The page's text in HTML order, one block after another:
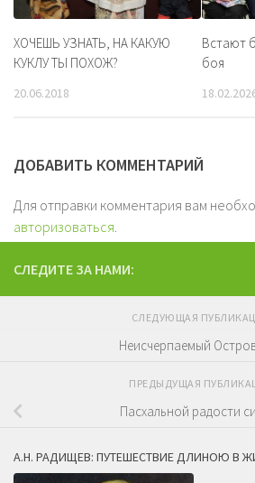
ХОЧЕШЬ УЗНАТЬ, НА КАКУЮ
КУКЛУ ТЫ ПОХОЖ?
20.06.2018
Встают
боя
ДОБАВИТЬ КОММЕНТАРИЙ
Для отправки комментария вам
авторизоваться.
СЛЕДИТЕ ЗА НАМИ:
СЛЕДУЮЩАЯ
Неисчерпаемый
ПРЕДЫДУЩАЯ
Пасхальной радости
А.Н. РАДИЩЕВ: ПУТЕШЕСТВИЕ ДЛИНОЮ В